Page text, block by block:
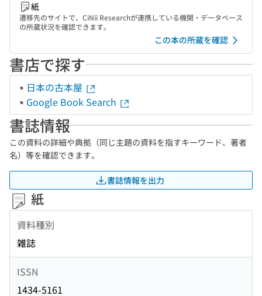
紙
遷移先のサイトで、CiNii Researchが連携している機関・データベース
の所蔵状況を確認できます。
この本の所蔵を確認
書店で探す
日本の古本屋
Google Book Search
書誌情報
この資料の詳細や典拠（同じ主題の資料を指すキーワード、著者
名）等を確認できます。
書誌情報を出力
紙
資料種別
雑誌
ISSN
1434-5161